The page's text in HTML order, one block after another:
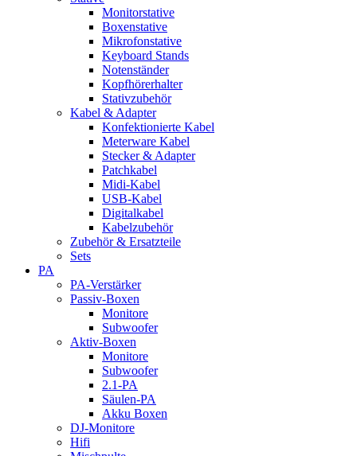
Monitorstative
Boxenstative
Mikrofonstative
Keyboard Stands
Notenständer
Kopfhörerhalter
Stativzubehör
Kabel & Adapter
Konfektionierte Kabel
Meterware Kabel
Stecker & Adapter
Patchkabel
Midi-Kabel
USB-Kabel
Digitalkabel
Kabelzubehör
Zubehör & Ersatzteile
Sets
PA
PA-Verstärker
Passiv-Boxen
Monitore
Subwoofer
Aktiv-Boxen
Monitore
Subwoofer
2.1-PA
Säulen-PA
Akku Boxen
DJ-Monitore
Hifi